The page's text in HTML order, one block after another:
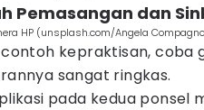
Pemasangan dan
HP (unsplash.com/Angela
kepraktisan, coba
sangat ringkas.
pada kedua ponsel